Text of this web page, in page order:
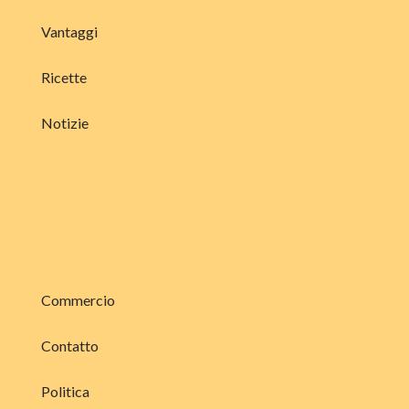
Vantaggi
Ricette
Notizie
Commercio
Contatto
Politica